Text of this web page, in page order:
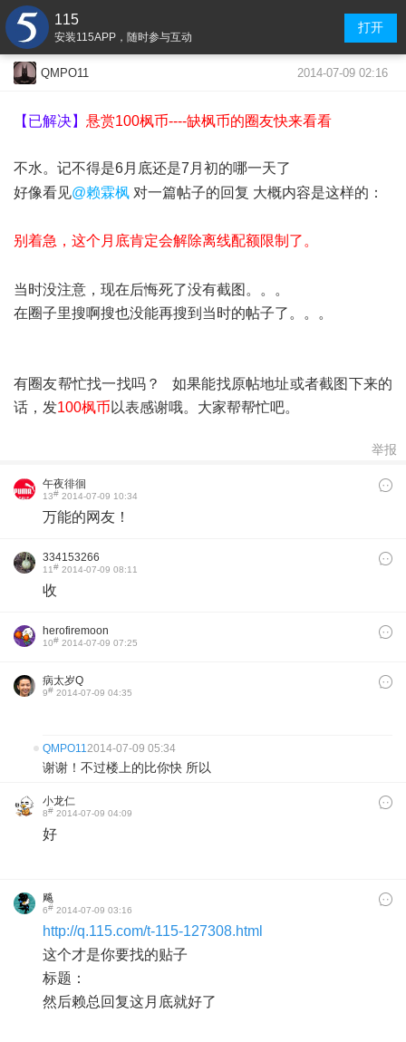
115
安装115APP，随时参与互动
打开
QMPO11 2014-07-09 02:16
【已解决】 悬赏100枫币----缺枫币的圈友快来看看
不水。记不得是6月底还是7月初的哪一天了
好像看见@赖霖枫 对一篇帖子的回复 大概内容是这样的：
别着急，这个月底肯定会解除离线配额限制了。
当时没注意，现在后悔死了没有截图。。。
在圈子里搜啊搜也没能再搜到当时的帖子了。。。
有圈友帮忙找一找吗？ 如果能找原帖地址或者截图下来的
话，发100枫币 以表感谢哦。大家帮帮忙吧。
举报
午夜徘徊
13# 2014-07-09 10:34
万能的网友！
334153266
11# 2014-07-09 08:11
收
herofiremoon
10# 2014-07-09 07:25
病太岁Q
9# 2014-07-09 04:35
QMPO112014-07-09 05:34
谢谢！不过楼上的比你快 所以
小龙仁
8# 2014-07-09 04:09
好
飚
6# 2014-07-09 03:16
http://q.115.com/t-115-127308.html
这个才是你要找的贴子
标题：
然后赖总回复这月底就好了